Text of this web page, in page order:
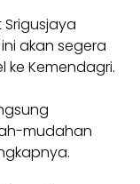
Srigusjaya
akan segera
ke Kemendagri.
mudahan